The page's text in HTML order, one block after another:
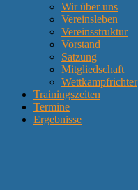
Wir über uns
Vereinsleben
Vereinsstruktur
Vorstand
Satzung
Mitgliedschaft
Wettkampfrichter
Trainingszeiten
Termine
Ergebnisse